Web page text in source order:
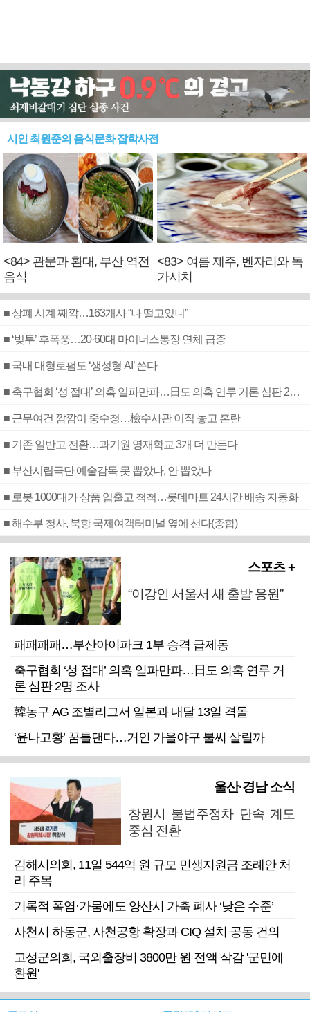
시인 최원준의 음식문화 잡학사전
<84> 관문과 환대, 부산 역전
음식
<83> 여름 제주, 벤자리와 독
가시치
■ 상폐 시계 째깍…163개사 “나 떨고있니”
■ ‘빚투’ 후폭풍…20·60대 마이너스통장 연체 급증
■ 국내 대형로펌도 ‘생성형 AI’ 쓴다
■ 축구협회 ‘성 접대’ 의혹 일파만파…日도 의혹 연루 거론 심판 2명 조사
■ 근무여건 깜깜이 중수청…檢수사관 이직 놓고 혼란
■ 기존 일반고 전환…과기원 영재학교 3개 더 만든다
■ 부산시립극단 예술감독 못 뽑았나, 안 뽑았나
■ 로봇 1000대가 상품 입출고 척척…롯데마트 24시간 배송 자동화
■ 해수부 청사, 북항 국제여객터미널 옆에 선다(종합)
스포츠 +
“이강인 서울서 새 출발 응원”
패패패패…부산아이파크 1부 승격 급제동
축구협회 ‘성 접대’ 의혹 일파만파…日도 의혹 연루 거
론 심판 2명 조사
韓농구 AG 조별리그서 일본과 내달 13일 격돌
‘윤나고황’ 꿈틀댄다…거인 가을야구 불씨 살릴까
울산·경남 소식
창원시 불법주정차 단속 계도
중심 전환
김해시의회, 11일 544억 원 규모 민생지원금 조례안 처
리 주목
기록적 폭염·가뭄에도 양산시 가축 폐사 ‘낮은 수준’
사천시 하동군, 사천공항 확장과 CIQ 설치 공동 건의
고성군의회, 국외출장비 3800만 원 전액 삭감 '군민에
환원'